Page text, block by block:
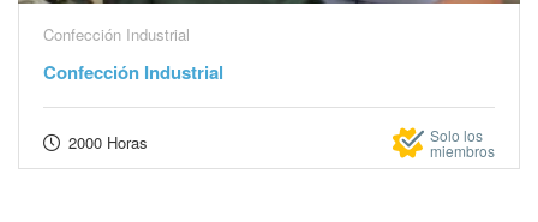
Confección Industrial
Confección Industrial
2000 Horas Solo los
miembros